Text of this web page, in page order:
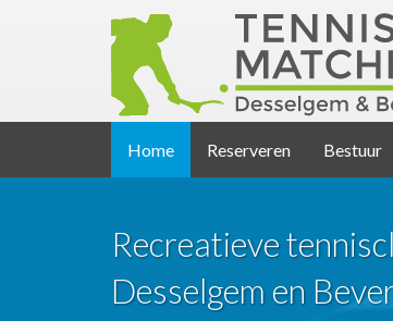
Home Reserveren Bestuur
Recreatieve
Desselgem en